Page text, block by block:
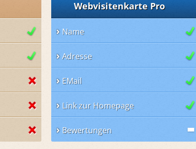
Webvisitenkarte Pro
Name
Adresse
EMail
Link zur Homepage
Bewertungen